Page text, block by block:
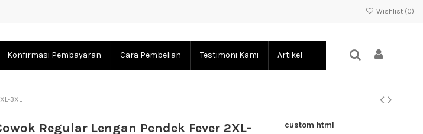
Wishlist (0)
Konfirmasi Pembayaran Cara Pembelian Testimoni Kami Artikel
3XL
Regular Lengan Pendek Fever 2XL-
custom html